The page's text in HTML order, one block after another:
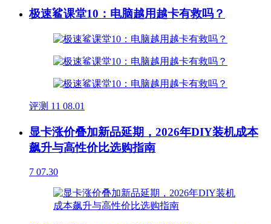
极速鲨课堂10：电脑越用越卡有救吗？
评测 11 08.01
显卡涨价叠加新品延期，2026年DIY装机成本
飙升与高性价比选购指南
7 07.30